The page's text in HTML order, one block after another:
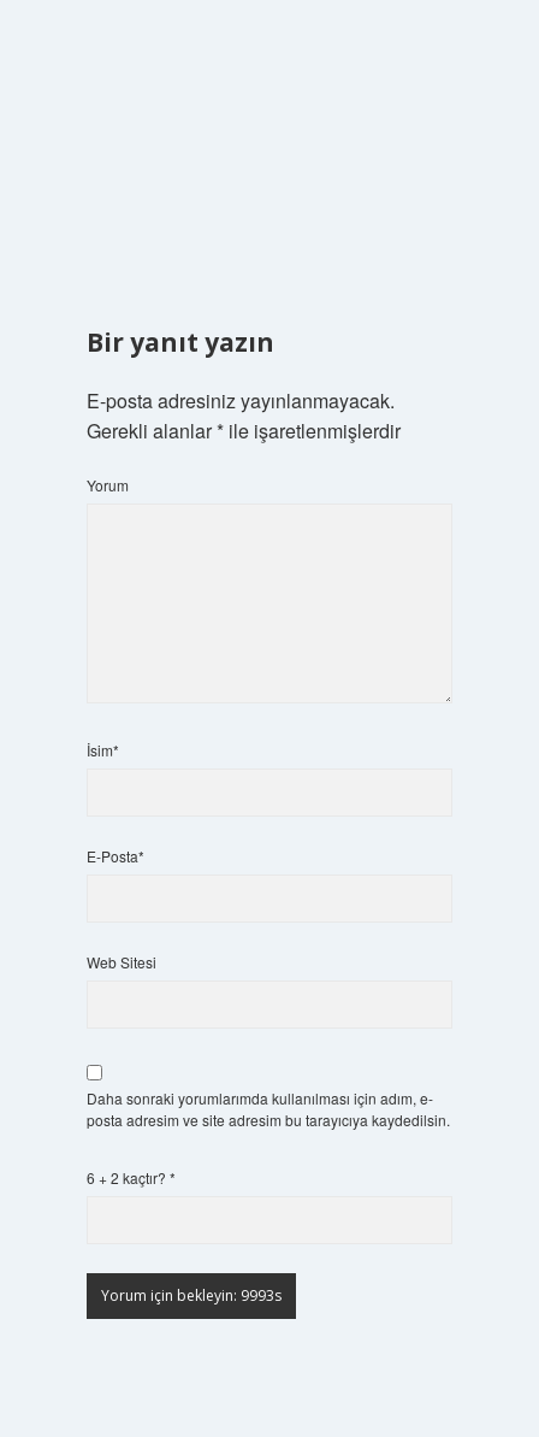
Bir yanıt yazın
E-posta adresiniz yayınlanmayacak.
Gerekli alanlar*ile işaretlenmişlerdir
Yorum
İsim*
E-Posta*
Web Sitesi
Daha sonraki yorumlarımda kullanılması için adım, e-
posta adresim ve site adresim bu tarayıcıya kaydedilsin.
6 + 2 kaçtır? *